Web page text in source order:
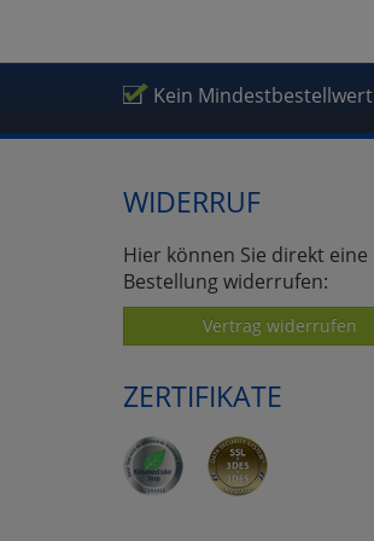
Kein Mindestbestellwert
WIDERRUF
Hier können Sie direkt eine
Bestellung widerrufen:
Vertrag widerrufen
ZERTIFIKATE